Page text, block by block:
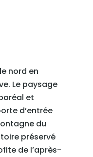
nord en
Le paysage
et
d’entrée
du
préservé
de l’après-